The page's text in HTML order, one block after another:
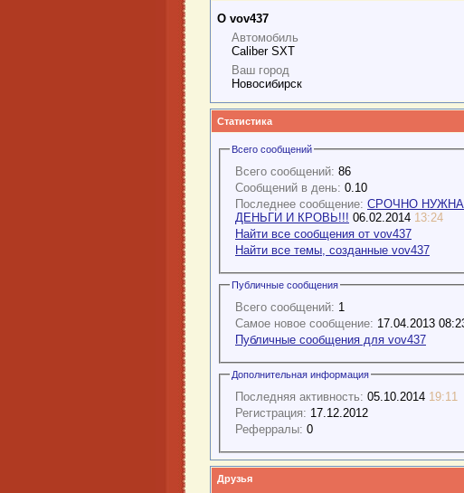
О vov437
Автомобиль
Caliber SXT
Ваш город
Новосибирск
Статистика
Всего сообщений
Всего сообщений: 86
Сообщений в день: 0.10
Последнее сообщение: СРОЧНО
ДЕНЬГИ И КРОВЬ!!! 06.02.2014 13:24
Найти все сообщения от vov437
Найти все темы, созданные vov437
Публичные сообщения
Всего сообщений: 1
Самое новое сообщение: 17.04.2013
Публичные сообщения для vov437
Дополнительная информация
Последняя активность: 05.10.2014 19:11
Регистрация: 17.12.2012
Реферралы: 0
Друзья